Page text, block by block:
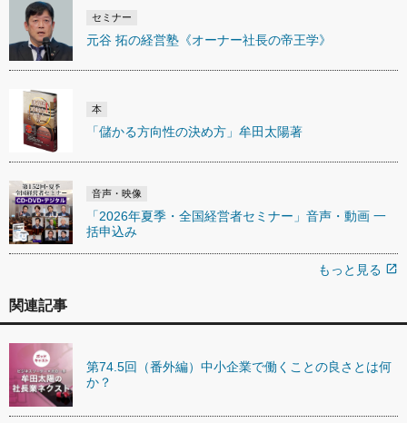
セミナー
元谷 拓の経営塾《オーナー社長の帝王学》
本
「儲かる方向性の決め方」牟田太陽著
音声・映像
「2026年夏季・全国経営者セミナー」音声・動画 一
括申込み
もっと見る open_in_new
関連記事
第74.5回（番外編）中小企業で働くことの良さとは何
か？